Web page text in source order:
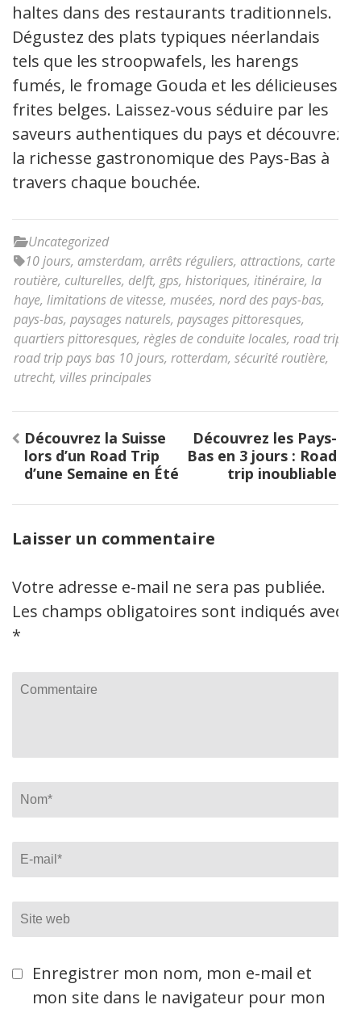
haltes dans des restaurants traditionnels.
Dégustez des plats typiques néerlandais
tels que les stroopwafels, les harengs
fumés, le fromage Gouda et les délicieuses
frites belges. Laissez-vous séduire par les
saveurs authentiques du pays et découvrez
la richesse gastronomique des Pays-Bas à
travers chaque bouchée.
Uncategorized
10 jours, amsterdam, arrêts réguliers, attractions, carte
routière, culturelles, delft, gps, historiques, itinéraire, la
haye, limitations de vitesse, musées, nord des pays-bas,
pays-bas, paysages naturels, paysages pittoresques,
quartiers pittoresques, règles de conduite locales, road trip
road trip pays bas 10 jours, rotterdam, sécurité routière,
utrecht, villes principales
Navigation
de
l’article
Découvrez la Suisse
lors d’un Road Trip
d’une Semaine en Été
Découvrez les Pays-
Bas en 3 jours : Road
trip inoubliable
Laisser un commentaire
Votre adresse e-mail ne sera pas publiée.
Les champs obligatoires sont indiqués avec
*
Commentaire
Name
Email*
Site
web
Enregistrer mon nom, mon e-mail et
mon site dans le navigateur pour mon